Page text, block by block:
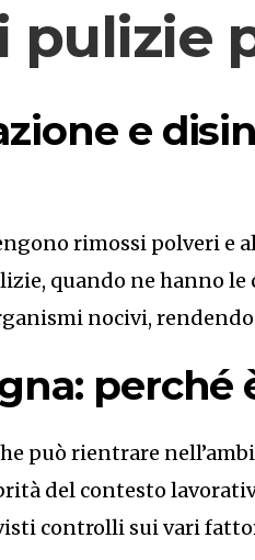
pulizie
e
rimossi polveri e
quando ne hanno
nocivi, rendendo
perché
può rientrare
del contesto
controlli sui vari